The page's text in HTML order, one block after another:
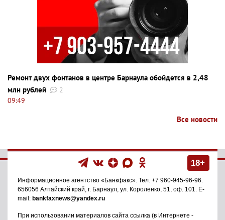
Ремонт двух фонтанов в центре Барнаула обойдется в 2,48
млн рублей
2
09:49
Все новости
18+
Информационное агентство «Банкфакс». Тел. +7 960-945-96-96.
656056 Алтайский край, г. Барнаул, ул. Короленко, 51, оф. 101. E-
mail: bankfaxnews@yandex.ru
При использовании материалов сайта ссылка (в Интернете -